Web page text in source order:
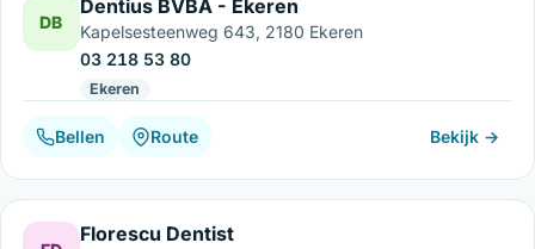
DB
Dentius BVBA - Ekeren
Kapelsesteenweg 643, 2180 Ekeren
03 218 53 80
Ekeren
Bellen Route Bekijk →
Florescu Dentist